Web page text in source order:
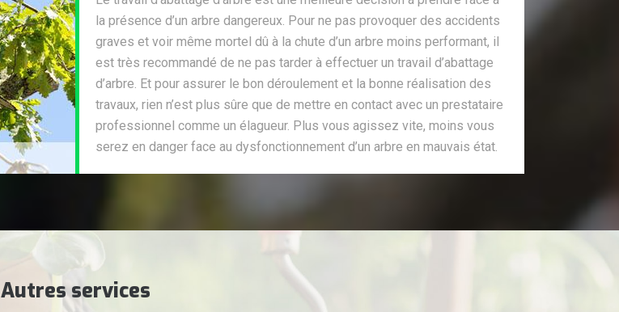
la présence d’un arbre dangereux. Pour ne pas provoquer des accidents
graves et voir même mortel dû à la chute d’un arbre moins performant, il
est très recommandé de ne pas tarder à effectuer un travail d’abattage
d’arbre. Et pour assurer le bon déroulement et la bonne réalisation des
travaux, rien n’est plus sûre que de mettre en contact avec un prestataire
professionnel comme un élagueur. Plus vous agissez vite, moins vous
serez en danger face au dysfonctionnement d’un arbre en mauvais état.
Autres services